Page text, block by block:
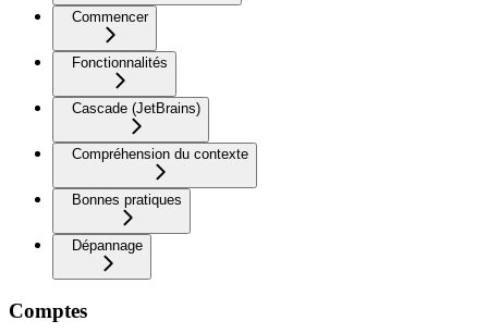
Commencer
Fonctionnalités
Cascade (JetBrains)
Compréhension du contexte
Bonnes pratiques
Dépannage
Comptes